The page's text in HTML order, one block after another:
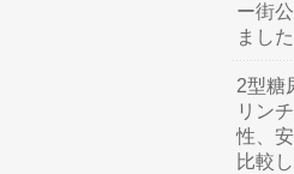
ー街
ました
2型糖
リン
性、
比較